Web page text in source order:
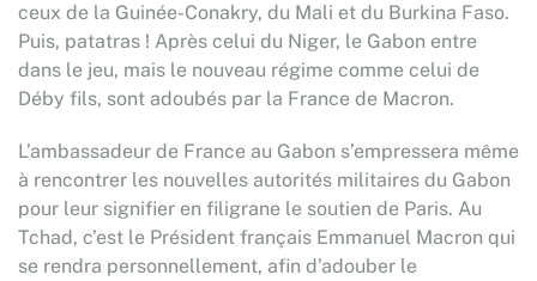
ceux de la Guinée-Conakry, du Mali et du Burkina Faso.
Puis, patatras ! Après celui du Niger, le Gabon entre
dans le jeu, mais le nouveau régime comme celui de
Déby fils, sont adoubés par la France de Macron.
L’ambassadeur de France au Gabon s’empressera même
à rencontrer les nouvelles autorités militaires du Gabon
pour leur signifier en filigrane le soutien de Paris. Au
Tchad, c’est le Président français Emmanuel Macron qui
se rendra personnellement, afin d’adouber le